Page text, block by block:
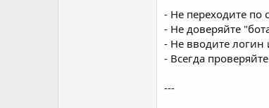
- Не переходите по
- Не доверяйте
- Не вводите
- Всегда
---